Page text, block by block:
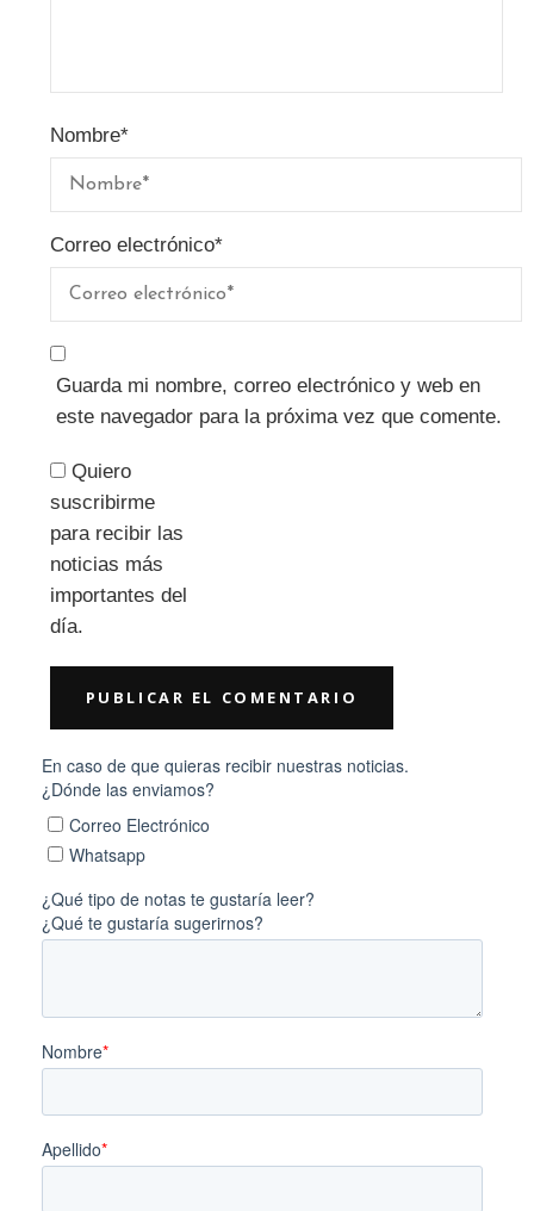
Nombre*
Correo electrónico*
Guarda mi nombre, correo electrónico y web en
este navegador para la próxima vez que comente.
Quiero
suscribirme
para recibir las
noticias más
importantes del
día.